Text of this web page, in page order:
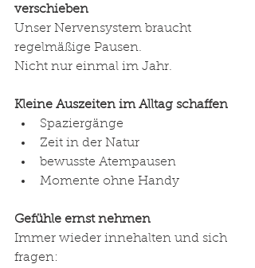
verschieben
Unser Nervensystem braucht
regelmäßige Pausen.
Nicht nur einmal im Jahr.
Kleine Auszeiten im Alltag schaffen
Spaziergänge
Zeit in der Natur
bewusste Atempausen
Momente ohne Handy
Gefühle ernst nehmen
Immer wieder innehalten und sich
fragen: